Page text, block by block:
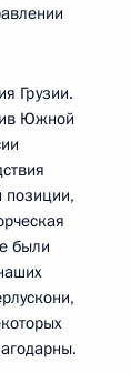
Грузии.
Южной
позиции,
были